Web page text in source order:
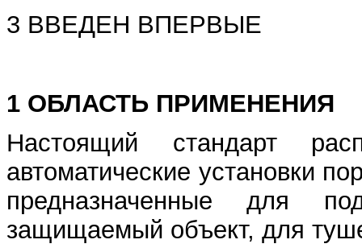
3 ВВЕДЕН ВПЕРВЫЕ
1 ОБЛАСТЬ ПРИМЕНЕНИЯ
Настоящий стандарт
автоматические установки
предназначенные для
защищаемый объект, для